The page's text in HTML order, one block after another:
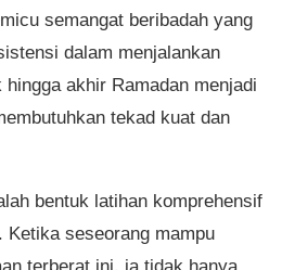
semangat beribadah yang
dalam menjalankan
akhir Ramadan menjadi
tekad kuat dan
bentuk latihan komprehensif
Ketika seseorang mampu